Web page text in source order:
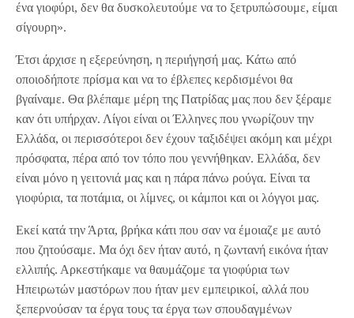
ένα γιοφύρι, δεν θα δυσκολευτούμε να το ξετρυπώσουμε, είμαι
σίγουρη».
Έτσι άρχισε η εξερεύνηση, η περιήγησή μας. Κάτω από
οποιοδήποτε πρίσμα και να το έβλεπες κερδισμένοι θα
βγαίναμε. Θα βλέπαμε μέρη της Πατρίδας μας που δεν ξέραμε
καν ότι υπήρχαν. Λίγοι είναι οι Έλληνες που γνωρίζουν την
Ελλάδα, οι περισσότεροι δεν έχουν ταξιδέψει ακόμη και μέχρι
πρόσφατα, πέρα από τον τόπο που γεννήθηκαν. Ελλάδα, δεν
είναι μόνο η γειτονιά μας και η πάρα πάνω ρούγα. Είναι τα
γιοφύρια, τα ποτάμια, οι λίμνες, οι κάμποι και οι λόγγοι μας.
Εκεί κατά την Άρτα, βρήκα κάτι που σαν να έμοιαζε με αυτό
που ζητούσαμε. Μα όχι δεν ήταν αυτό, η ζωντανή εικόνα ήταν
ελλιπής. Αρκεστήκαμε να θαυμάζομε τα γιοφύρια των
Ηπειρωτών μαστόρων που ήταν μεν εμπειρικοί, αλλά που
ξεπερνούσαν τα έργα τους τα έργα των σπουδαγμένων